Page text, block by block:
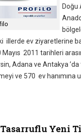
Doğu
illerde ev ziyaretlerine
2011 tarihleri
Adana ve Antakya
ve 570 ev hanımına
Yeni